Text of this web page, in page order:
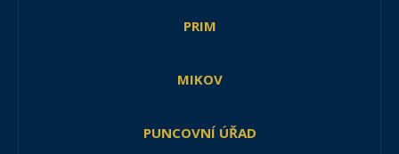
PRIM
MIKOV
PUNCOVNÍ ÚŘAD